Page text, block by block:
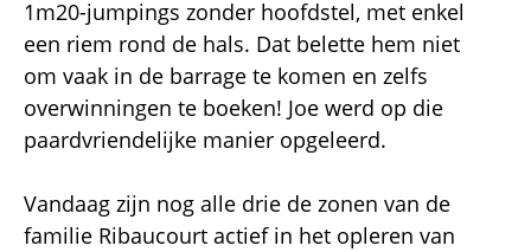
1m20-jumpings zonder hoofdstel, met enkel
een riem rond de hals. Dat belette hem niet
om vaak in de barrage te komen en zelfs
overwinningen te boeken! Joe werd op die
paardvriendelijke manier opgeleerd.
Vandaag zijn nog alle drie de zonen van de
familie Ribaucourt actief in het opleren van